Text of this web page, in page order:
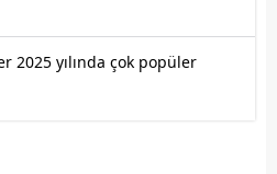
2025 yılında çok popüler